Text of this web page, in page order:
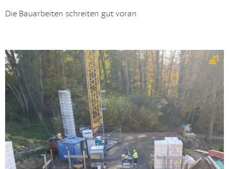
Die Bauarbeiten schreiten gut voran